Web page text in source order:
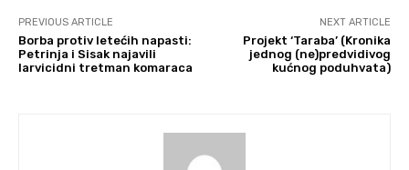
PREVIOUS ARTICLE
Borba protiv letećih napasti:
Petrinja i Sisak najavili
larvicidni tretman komaraca
NEXT ARTICLE
Projekt ‘Taraba’ (Kronika
jednog (ne)predvidivog
kućnog poduhvata)